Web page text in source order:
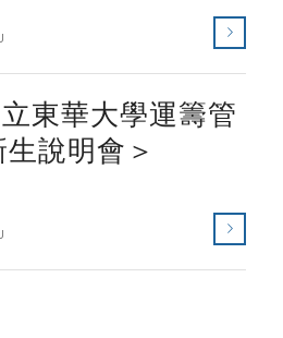
東華大學運籌管
說明會＞